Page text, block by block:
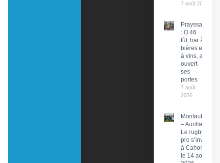
7 août 2026
Prayssac
: O 46
fût, bar à
bières et
à vins, a
ouvert
ses
portes
7 août
2026
Montauban
– Aurillac :
Le rugby
pro s’invite
à Cahors
le 14 août